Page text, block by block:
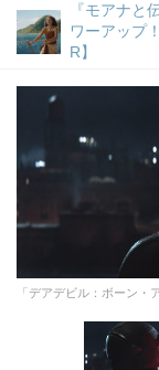
『モアナと
ワーアップ
R】
「デアデビル：ボーン・